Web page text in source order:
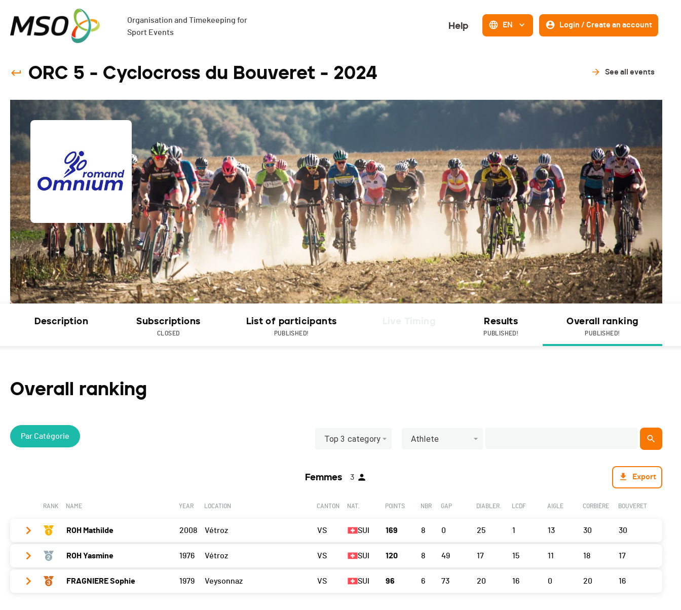
Organisation and Timekeeping for
Sport Events
Help EN Login / Create an account
ORC 5 - Cyclocross du Bouveret - 2024 See all events
Description Subscriptions
CLOSED
List of participants
PUBLISHED!
Results
PUBLISHED!
Overall ranking
PUBLISHED!
Overall ranking
Par Catégorie Top 3 category Athlete
Femmes 3 Export
RANK NAME YEAR LOCATION CANTON NAT. POINTS NBR GAP DIABLER. LCDF AIGLE CORBIÈRE BOUVERET
ROH Mathilde 2008 Vétroz VS SUI 169 8 0 25 1 13 30 30
Bramois 25
Porrentruy 20
ROH Yasmine 1976 Vétroz VS SUI 120 8 49 17 15 11 18 17
Bramois 14
FRAGNIERE Sophie 1979 Veysonnaz VS SUI 96 6 73 20 16 0 20 16